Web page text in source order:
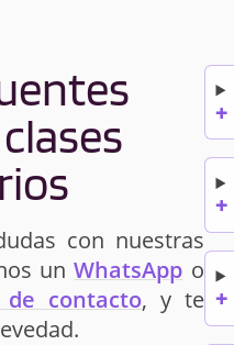
con nuestras
unWhatsApp o
contacto, y te
+
+
+